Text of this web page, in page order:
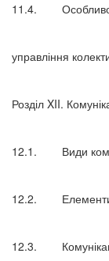
11.4.
управління
Розділ XII.
12.1. Види
12.2.
12.3.